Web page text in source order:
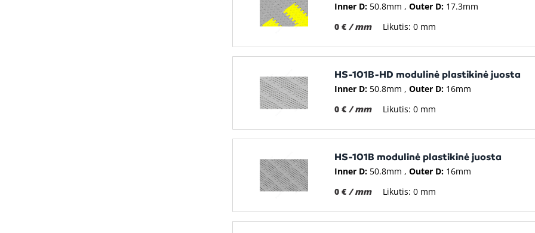
Inner D: 50.8mm Outer D: 17.3mm
0 € / mm Likutis: 0 mm
HS-101B-HD modulinė plastikinė juosta
Inner D: 50.8mm Outer D: 16mm
0 € / mm Likutis: 0 mm
HS-101B modulinė plastikinė juosta
Inner D: 50.8mm Outer D: 16mm
0 € / mm Likutis: 0 mm